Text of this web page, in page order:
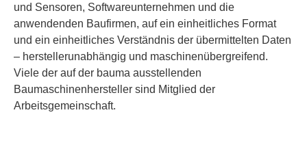
und Sensoren, Softwareunternehmen und die
anwendenden Baufirmen, auf ein einheitliches Format
und ein einheitliches Verständnis der übermittelten Daten
– herstellerunabhängig und maschinenübergreifend.
Viele der auf der bauma ausstellenden
Baumaschinenhersteller sind Mitglied der
Arbeitsgemeinschaft.